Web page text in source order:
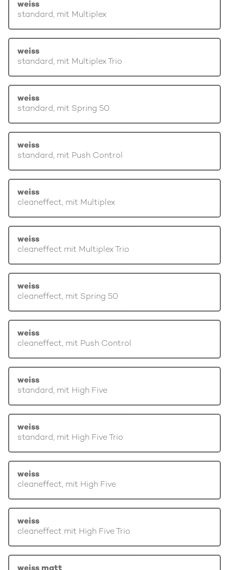
weiss
standard, mit Multiplex
weiss
standard, mit Multiplex Trio
weiss
standard, mit Spring 50
weiss
standard, mit Push Control
weiss
cleaneffect, mit Multiplex
weiss
cleaneffect mit Multiplex Trio
weiss
cleaneffect, mit Spring 50
weiss
cleaneffect, mit Push Control
weiss
standard, mit High Five
weiss
standard, mit High Five Trio
weiss
cleaneffect, mit High Five
weiss
cleaneffect mit High Five Trio